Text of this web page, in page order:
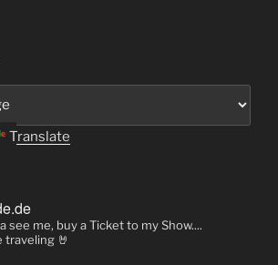
Translate
see me, buy a Ticket to my Show....
traveling 🤘